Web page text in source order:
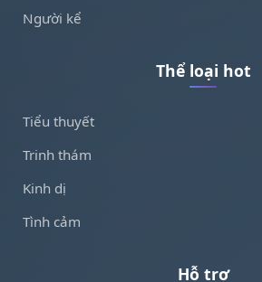
Người kể
Thể loại hot
Tiểu thuyết
Trinh thám
Kinh dị
Tình cảm
Hỗ trợ